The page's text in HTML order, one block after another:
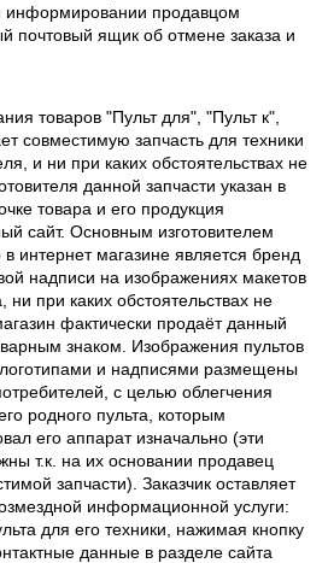
продавцом
почтовый ящик об отмене заказа и
товаров "Пульт для", "Пульт к",
совместимую запчасть для техники
и ни при каких обстоятельствах не
данной запчасти указан в
товара и его продукция
сайт. Основным изготовителем
интернет магазине является бренд
надписи на изображениях макетов
ни при каких обстоятельствах не
фактически продаёт данный
знаком. Изображения пультов
и надписями размещены
с целью облегчения
родного пульта, которым
его аппарат изначально (эти
т.к. на их основании продавец
запчасти). Заказчик оставляет
информационной услуги:
для его техники, нажимая кнопку
данные в разделе сайта